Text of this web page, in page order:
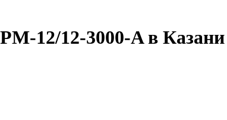
12/12-3000-A в Казани